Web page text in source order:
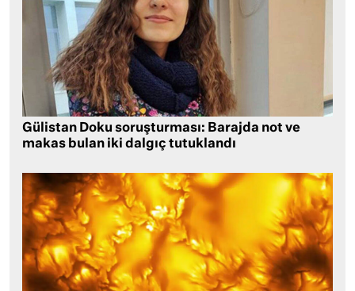
Gülistan Doku soruşturması: Barajda not ve
makas bulan iki dalgıç tutuklandı